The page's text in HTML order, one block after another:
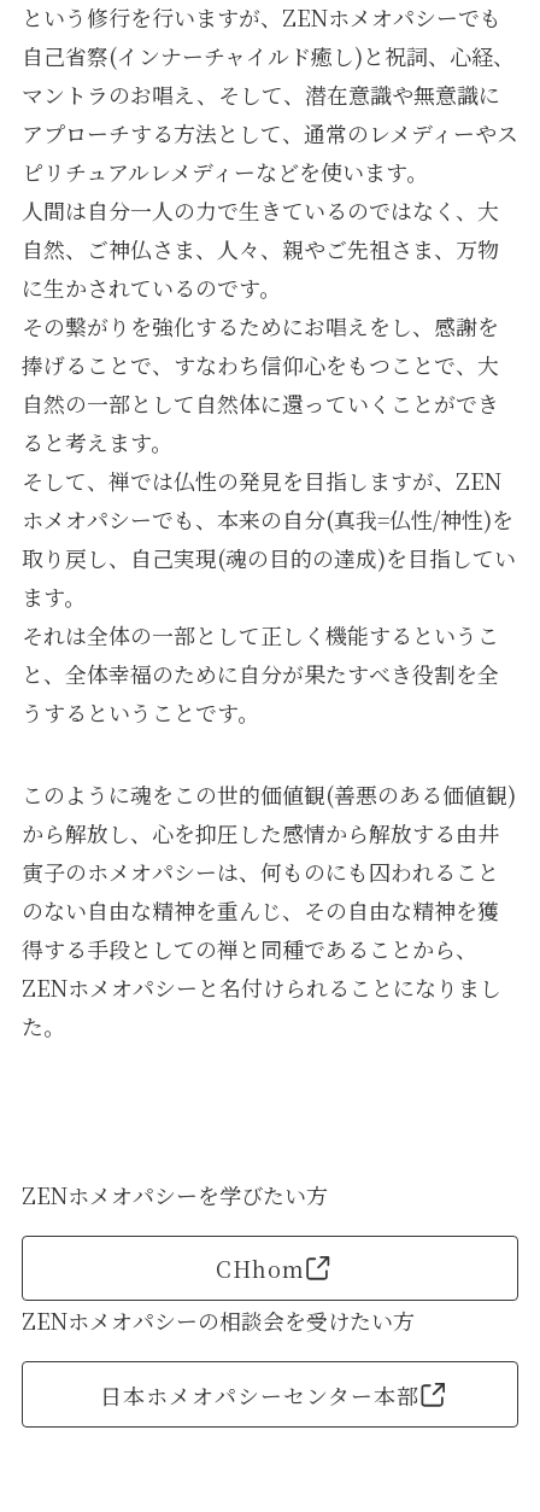
という修行を行いますが、ZENホメオパシーでも
自己省察(インナーチャイルド癒し)と祝詞、心経、
マントラのお唱え、そして、潜在意識や無意識に
アプローチする方法として、通常のレメディーやス
ピリチュアルレメディーなどを使います。
人間は自分一人の力で生きているのではなく、大
自然、ご神仏さま、人々、親やご先祖さま、万物
に生かされているのです。
その繋がりを強化するためにお唱えをし、感謝を
捧げることで、すなわち信仰心をもつことで、大
自然の一部として自然体に還っていくことができ
ると考えます。
そして、禅では仏性の発見を目指しますが、ZEN
ホメオパシーでも、本来の自分(真我=仏性/神性)を
取り戻し、自己実現(魂の目的の達成)を目指してい
ます。
それは全体の一部として正しく機能するというこ
と、全体幸福のために自分が果たすべき役割を全
うするということです。
このように魂をこの世的価値観(善悪のある価値観)
から解放し、心を抑圧した感情から解放する由井
寅子のホメオパシーは、何ものにも囚われること
のない自由な精神を重んじ、その自由な精神を獲
得する手段としての禅と同種であることから、
ZENホメオパシーと名付けられることになりまし
た。
ZENホメオパシーを学びたい方
CHhom
ZENホメオパシーの相談会を受けたい方
日本ホメオパシーセンター本部